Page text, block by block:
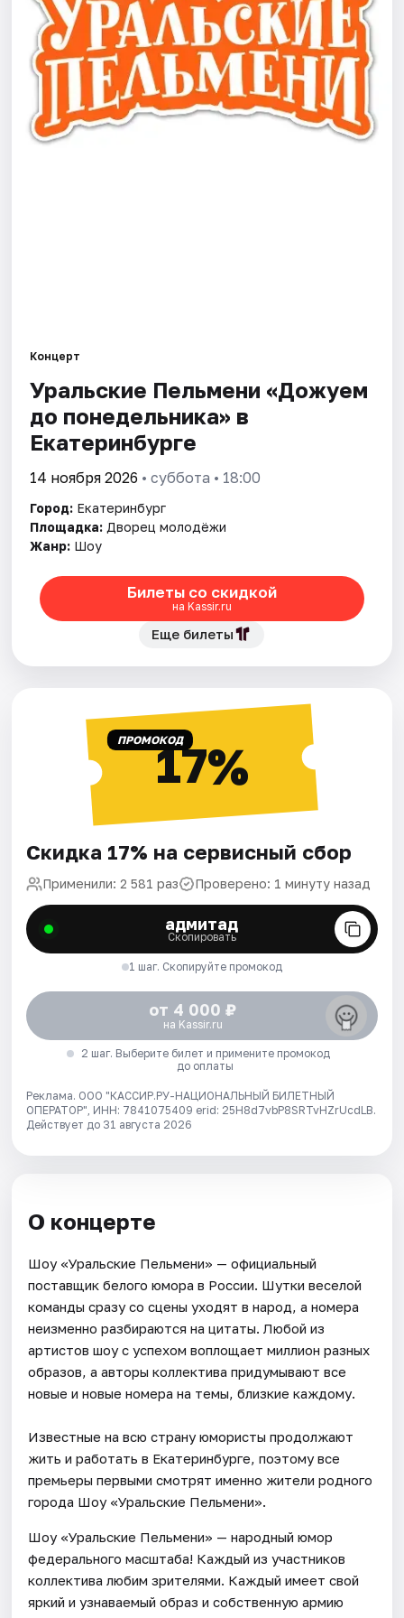
Города
Площадки
Артисты
Концерт
Уральские Пельмени «Дожуем
до понедельника» в
Екатеринбурге
14 ноября 2026 • суббота • 18:00
Город: Екатеринбург
Площадка: Дворец молодёжи
Жанр: Шоу
Билеты со скидкой
на Kassir.ru
Еще билеты
ПРОМОКОД17%
Скидка 17% на сервисный сбор
Применили: 2 581 раз Проверено: 1 минуту назад
адмитад
Скопировать
1 шаг. Скопируйте промокод
от 4 000 ₽
на Kassir.ru
2 шаг. Выберите билет и примените промокод
до оплаты
Реклама. ООО "КАССИР.РУ-НАЦИОНАЛЬНЫЙ БИЛЕТНЫЙ
ОПЕРАТОР", ИНН: 7841075409 erid: 25H8d7vbP8SRTvHZrUcdLB.
Действует до 31 августа 2026
О концерте
Шоу «Уральские Пельмени» — официальный
поставщик белого юмора в России. Шутки веселой
команды сразу со сцены уходят в народ, а номера
неизменно разбираются на цитаты. Любой из
артистов шоу с успехом воплощает миллион разных
образов, а авторы коллектива придумывают все
новые и новые номера на темы, близкие каждому.
Известные на всю страну юмористы продолжают
жить и работать в Екатеринбурге, поэтому все
премьеры первыми смотрят именно жители родного
города Шоу «Уральские Пельмени».
Шоу «Уральские Пельмени» — народный юмор
федерального масштаба! Каждый из участников
коллектива любим зрителями. Каждый имеет свой
яркий и узнаваемый образ и собственную армию